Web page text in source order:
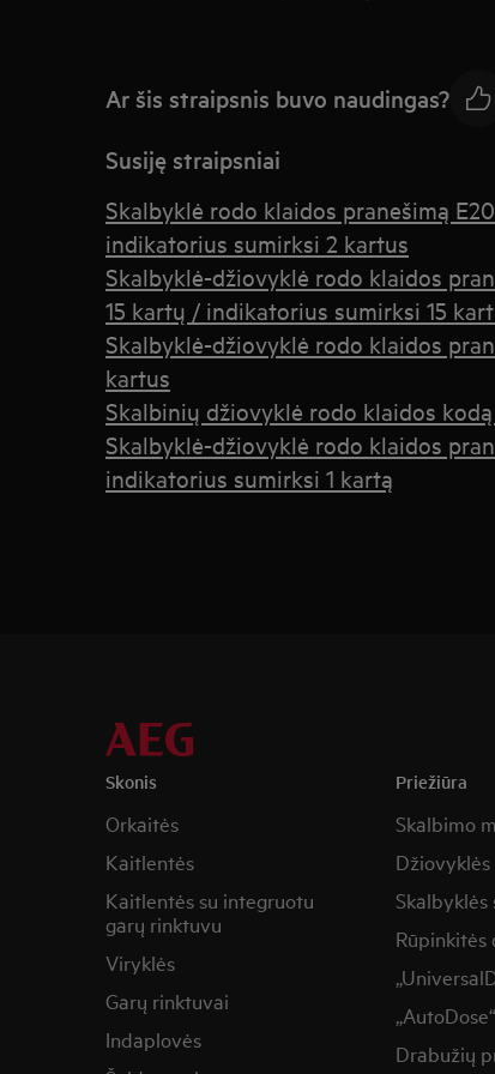
Ar šis straipsnis buvo naudingas?
Susiję straipsniai
Skalbyklė rodo klaidos pranešimą
indikatorius sumirksi 2 kartus
Skalbyklė-džiovyklė rodo klaidos
15 kartų / indikatorius sumirksi 15
Skalbyklė-džiovyklė rodo klaidos
kartus
Skalbinių džiovyklė rodo klaidos
Skalbyklė-džiovyklė rodo klaidos
indikatorius sumirksi 1 kartą
Skonis
Orkaitės
Kaitlentės
Kaitlentės su integruotu
garų rinktuvu
Viryklės
Garų rinktuvai
Indaplovės
Priežiūra
Skalbimo
Džiovyklės
Rūpinkitės
Drabužių